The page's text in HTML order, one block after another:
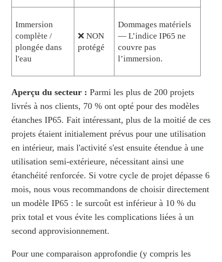
Immersion
complète /
plongée dans
l'eau
❌ NON
protégé
Dommages matériels
— L’indice IP65 ne
couvre pas
l’immersion.
Aperçu du secteur : Parmi les plus de 200 projets
livrés à nos clients, 70 % ont opté pour des modèles
étanches IP65. Fait intéressant, plus de la moitié de ces
projets étaient initialement prévus pour une utilisation
en intérieur, mais l'activité s'est ensuite étendue à une
utilisation semi-extérieure, nécessitant ainsi une
étanchéité renforcée. Si votre cycle de projet dépasse 6
mois, nous vous recommandons de choisir directement
un modèle IP65 : le surcoût est inférieur à 10 % du
prix total et vous évite les complications liées à un
second approvisionnement.
Pour une comparaison approfondie (y compris les